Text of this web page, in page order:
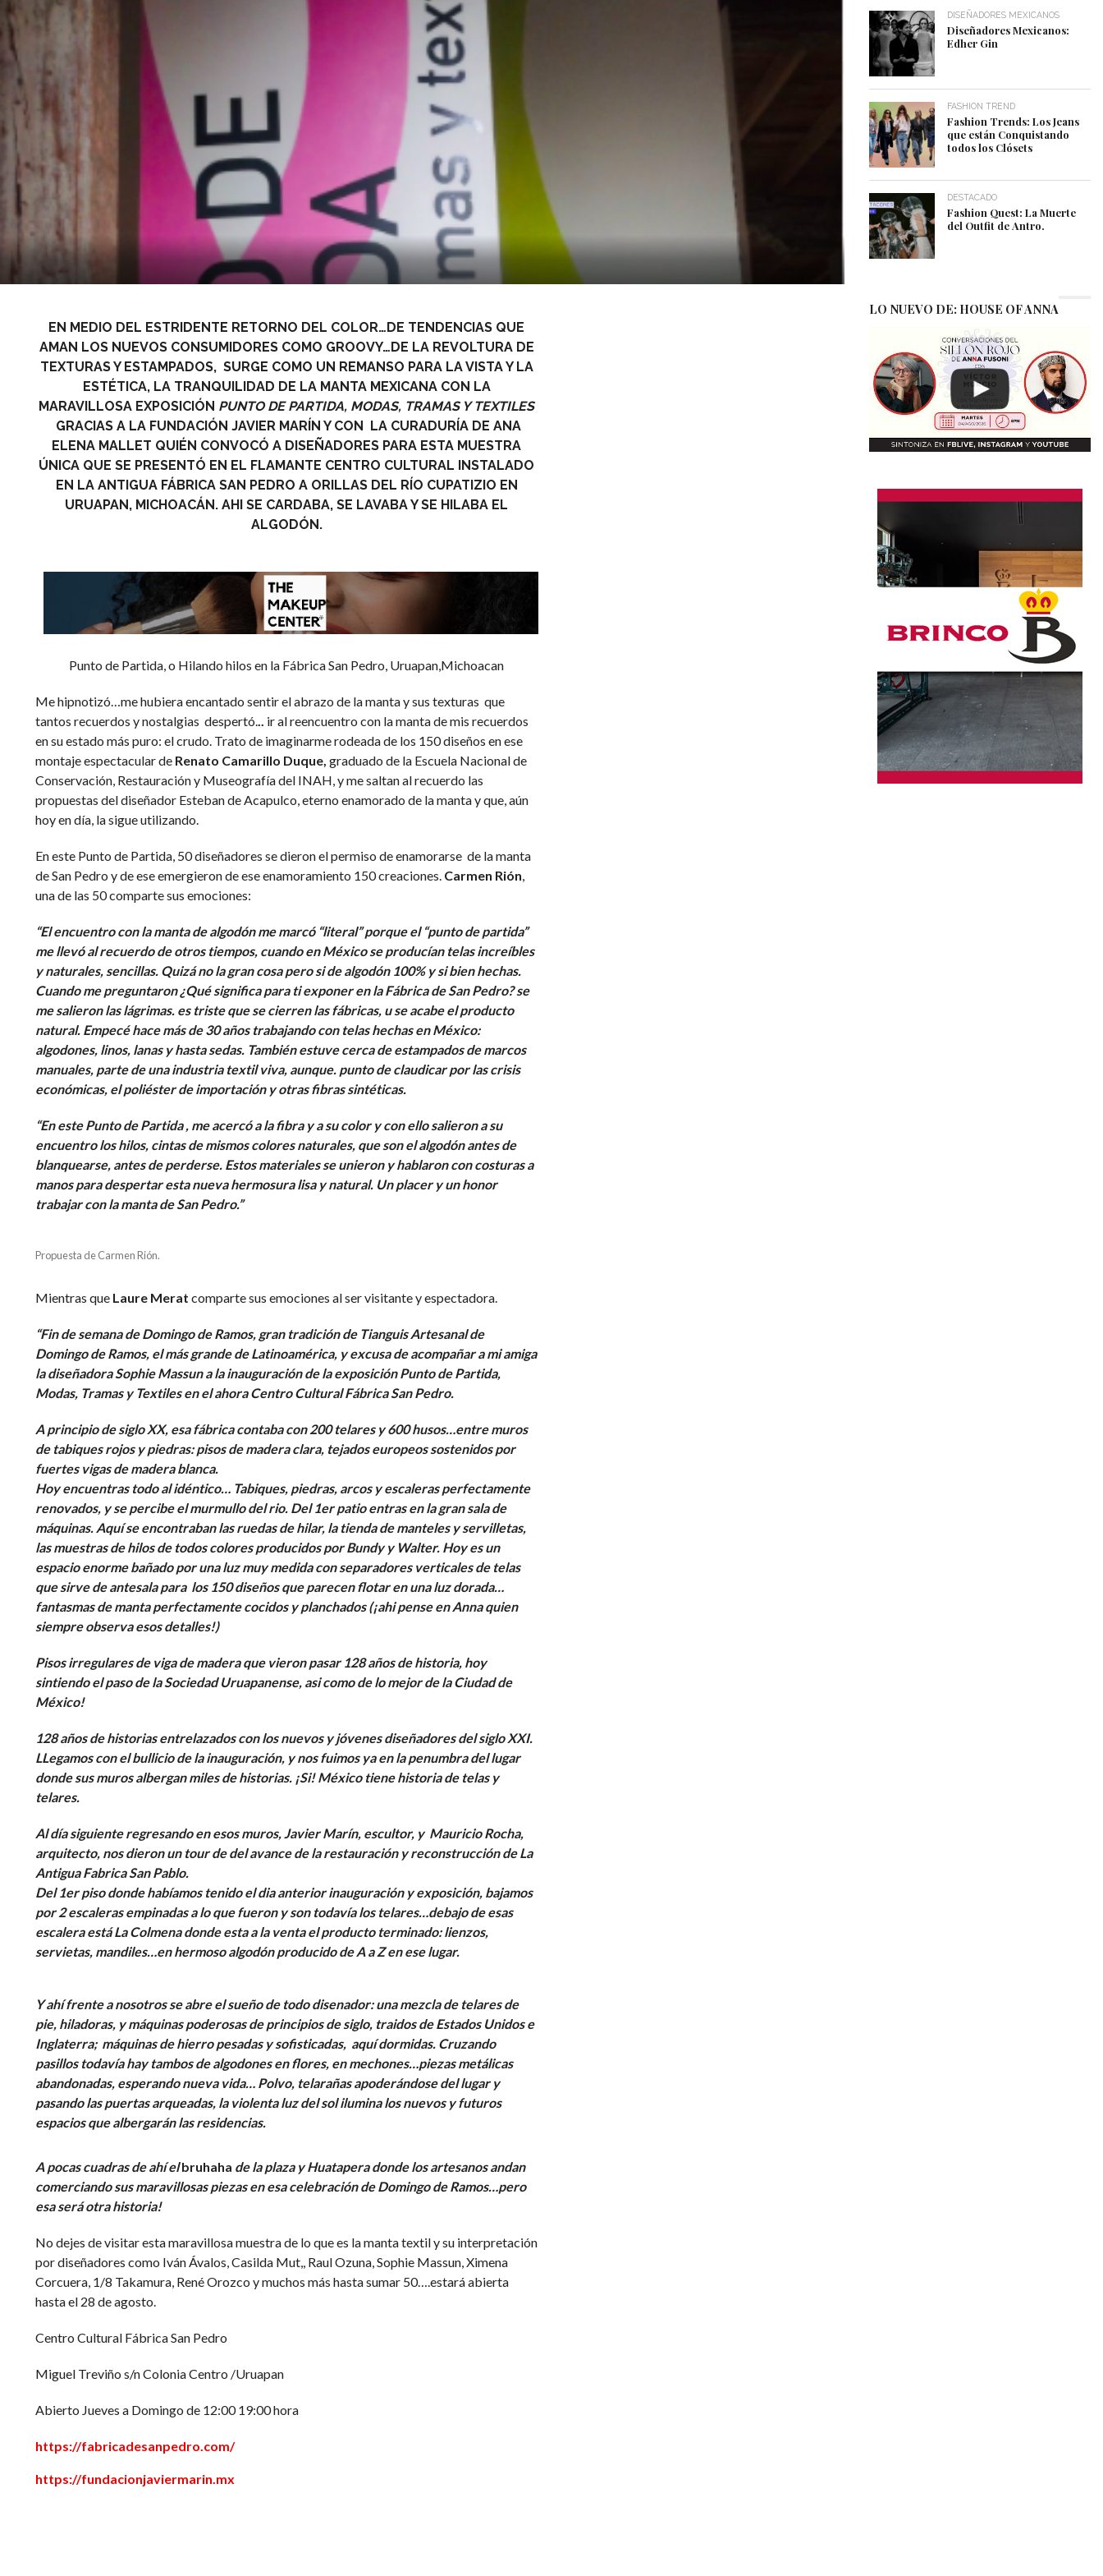
EN MEDIO DEL ESTRIDENTE RETORNO DEL COLOR…DE TENDENCIAS QUE
AMAN LOS NUEVOS CONSUMIDORES COMO GROOVY…DE LA REVOLTURA DE
TEXTURAS Y ESTAMPADOS, SURGE COMO UN REMANSO PARA LA VISTA Y LA
ESTÉTICA, LA TRANQUILIDAD DE LA MANTA MEXICANA CON LA
MARAVILLOSA EXPOSICIÓN PUNTO DE PARTIDA, MODAS, TRAMAS Y TEXTILES
GRACIAS A LA FUNDACIÓN JAVIER MARÍN Y CON LA CURADURÍA DE ANA
ELENA MALLET QUIÉN CONVOCÓ A DISEÑADORES PARA ESTA MUESTRA
ÚNICA QUE SE PRESENTÓ EN EL FLAMANTE CENTRO CULTURAL INSTALADO
EN LA ANTIGUA FÁBRICA SAN PEDRO A ORILLAS DEL RÍO CUPATIZIO EN
URUAPAN, MICHOACÁN. AHI SE CARDABA, SE LAVABA Y SE HILABA EL
ALGODÓN.
Punto de Partida, o Hilando hilos en la Fábrica San Pedro, Uruapan,Michoacan
Me hipnotizó…me hubiera encantado sentir el abrazo de la manta y sus texturas que
tantos recuerdos y nostalgias despertó... ir al reencuentro con la manta de mis recuerdos
en su estado más puro: el crudo. Trato de imaginarme rodeada de los 150 diseños en ese
montaje espectacular de Renato Camarillo Duque, graduado de la Escuela Nacional de
Conservación, Restauración y Museografía del INAH, y me saltan al recuerdo las
propuestas del diseñador Esteban de Acapulco, eterno enamorado de la manta y que, aún
hoy en día, la sigue utilizando.
En este Punto de Partida, 50 diseñadores se dieron el permiso de enamorarse de la manta
de San Pedro y de ese emergieron de ese enamoramiento 150 creaciones. Carmen Rión,
una de las 50 comparte sus emociones:
“El encuentro con la manta de algodón me marcó “literal” porque el “punto de partida”
me llevó al recuerdo de otros tiempos, cuando en México se producían telas increíbles
y naturales, sencillas. Quizá no la gran cosa pero si de algodón 100% y si bien hechas.
Cuando me preguntaron ¿Qué significa para ti exponer en la Fábrica de San Pedro? se
me salieron las lágrimas. es triste que se cierren las fábricas, u se acabe el producto
natural. Empecé hace más de 30 años trabajando con telas hechas en México:
algodones, linos, lanas y hasta sedas. También estuve cerca de estampados de marcos
manuales, parte de una industria textil viva, aunque. punto de claudicar por las crisis
económicas, el poliéster de importación y otras fibras sintéticas.
“En este Punto de Partida , me acercó a la fibra y a su color y con ello salieron a su
encuentro los hilos, cintas de mismos colores naturales, que son el algodón antes de
blanquearse, antes de perderse. Estos materiales se unieron y hablaron con costuras a
manos para despertar esta nueva hermosura lisa y natural. Un placer y un honor
trabajar con la manta de San Pedro.”
Propuesta de Carmen Rión.
Mientras que Laure Merat comparte sus emociones al ser visitante y espectadora.
“Fin de semana de Domingo de Ramos, gran tradición de Tianguis Artesanal de
Domingo de Ramos, el más grande de Latinoamérica, y excusa de acompañar a mi amiga
la diseñadora Sophie Massun a la inauguración de la exposición Punto de Partida,
Modas, Tramas y Textiles en el ahora Centro Cultural Fábrica San Pedro.
A principio de siglo XX, esa fábrica contaba con 200 telares y 600 husos…entre muros
de tabiques rojos y piedras: pisos de madera clara, tejados europeos sostenidos por
fuertes vigas de madera blanca.
Hoy encuentras todo al idéntico… Tabiques, piedras, arcos y escaleras perfectamente
renovados, y se percibe el murmullo del rio. Del 1er patio entras en la gran sala de
máquinas. Aquí se encontraban las ruedas de hilar, la tienda de manteles y servilletas,
las muestras de hilos de todos colores producidos por Bundy y Walter. Hoy es un
espacio enorme bañado por una luz muy medida con separadores verticales de telas
que sirve de antesala para los 150 diseños que parecen flotar en una luz dorada…
fantasmas de manta perfectamente cocidos y planchados (¡ahi pense en Anna quien
siempre observa esos detalles!)
Pisos irregulares de viga de madera que vieron pasar 128 años de historia, hoy
sintiendo el paso de la Sociedad Uruapanense, asi como de lo mejor de la Ciudad de
México!
128 años de historias entrelazados con los nuevos y jóvenes diseñadores del siglo XXI.
LLegamos con el bullicio de la inauguración, y nos fuimos ya en la penumbra del lugar
donde sus muros albergan miles de historias. ¡Si! México tiene historia de telas y
telares.
Al día siguiente regresando en esos muros, Javier Marín, escultor, y Mauricio Rocha,
arquitecto, nos dieron un tour de del avance de la restauración y reconstrucción de La
Antigua Fabrica San Pablo.
Del 1er piso donde habíamos tenido el dia anterior inauguración y exposición, bajamos
por 2 escaleras empinadas a lo que fueron y son todavía los telares…debajo de esas
escalera está La Colmena donde esta a la venta el producto terminado: lienzos,
servietas, mandiles…en hermoso algodón producido de A a Z en ese lugar.
Y ahí frente a nosotros se abre el sueño de todo disenador: una mezcla de telares de
pie, hiladoras, y máquinas poderosas de principios de siglo, traidos de Estados Unidos e
Inglaterra; máquinas de hierro pesadas y sofisticadas, aquí dormidas. Cruzando
pasillos todavía hay tambos de algodones en flores, en mechones…piezas metálicas
abandonadas, esperando nueva vida… Polvo, telarañas apoderándose del lugar y
pasando las puertas arqueadas, la violenta luz del sol ilumina los nuevos y futuros
espacios que albergarán las residencias.
A pocas cuadras de ahí elbruhaha de la plaza y Huatapera donde los artesanos andan
comerciando sus maravillosas piezas en esa celebración de Domingo de Ramos…pero
esa será otra historia!
No dejes de visitar esta maravillosa muestra de lo que es la manta textil y su interpretación
por diseñadores como Iván Ávalos, Casilda Mut,, Raul Ozuna, Sophie Massun, Ximena
Corcuera, 1/8 Takamura, René Orozco y muchos más hasta sumar 50….estará abierta
hasta el 28 de agosto.
Centro Cultural Fábrica San Pedro
Miguel Treviño s/n Colonia Centro /Uruapan
Abierto Jueves a Domingo de 12:00 19:00 hora
https://fabricadesanpedro.com/
https://fundacionjaviermarin.mx
DISEÑADORES MEXICANOS
Diseñadores Mexicanos:
Edher Gin
FASHION TREND
Fashion Trends: Los Jeans
que están Conquistando
todos los Clósets
DESTACADO
Fashion Quest: La Muerte
del Outfit de Antro.
LO NUEVO DE: HOUSE OF ANNA